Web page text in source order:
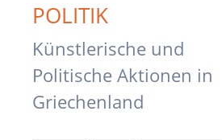
POLITIK
Künstlerische und
Politische Aktionen in
Griechenland